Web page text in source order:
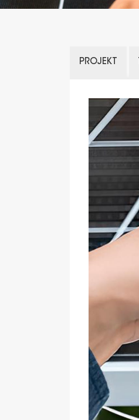
PROJEKT